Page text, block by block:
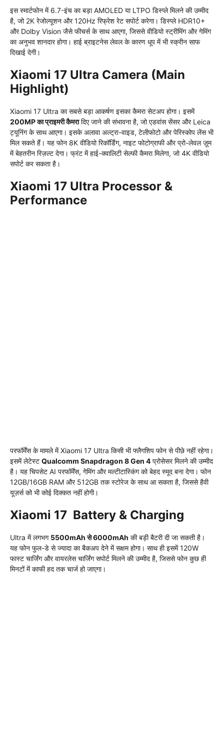
इस स्मार्टफोन में 6.7-इंच का बड़ा AMOLED या LTPO डिस्प्ले मिलने की उम्मीद
है, जो 2K रेजोल्यूशन और 120Hz रिफ्रेश रेट सपोर्ट करेगा। डिस्प्ले HDR10+
और Dolby Vision जैसे फीचर्स के साथ आएगा, जिससे वीडियो स्ट्रीमिंग और गेमिंग
का अनुभव शानदार होगा। हाई ब्राइटनेस लेवल के कारण धूप में भी स्क्रीन साफ
दिखाई देगी।
Xiaomi 17 Ultra Camera (Main
Highlight)
Xiaomi 17 Ultra का सबसे बड़ा आकर्षण इसका कैमरा सेटअप होगा। इसमें
200MP का प्राइमरी कैमरादिए जाने की संभावना है, जो एडवांस सेंसर और Leica
ट्यूनिंग के साथ आएगा। इसके अलावा अल्ट्रा-वाइड, टेलीफोटो और पेरिस्कोप लेंस भी
मिल सकते हैं। यह फोन 8K वीडियो रिकॉर्डिंग, नाइट फोटोग्राफी और प्रो-लेवल ज़ूम
में बेहतरीन रिज़ल्ट देगा। फ्रंट में हाई-क्वालिटी सेल्फी कैमरा मिलेगा, जो 4K वीडियो
सपोर्ट कर सकता है।
Xiaomi 17 Ultra Processor &
Performance
परफॉर्मेंस के मामले में Xiaomi 17 Ultra किसी भी फ्लैगशिप फोन से पीछे नहीं रहेगा।
इसमें लेटेस्ट Qualcomm Snapdragon 8 Gen 4 प्रोसेसर मिलने की उम्मीद
है। यह चिपसेट AI परफॉर्मेंस, गेमिंग और मल्टीटास्किंग को बेहद स्मूद बना देगा। फोन
12GB/16GB RAM और 512GB तक स्टोरेज के साथ आ सकता है, जिससे हैवी
यूज़र्स को भी कोई दिक्कत नहीं होगी।
Xiaomi 17 Battery & Charging
Ultra में लगभग 5500mAh से 6000mAh की बड़ी बैटरी दी जा सकती है।
यह फोन फुल-डे से ज्यादा का बैकअप देने में सक्षम होगा। साथ ही इसमें 120W
फास्ट चार्जिंग और वायरलेस चार्जिंग सपोर्ट मिलने की उम्मीद है, जिससे फोन कुछ ही
मिनटों में काफी हद तक चार्ज हो जाएगा।